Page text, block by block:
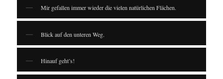
Mir gefallen immer wieder die vielen natürlichen Flächen.
Blick auf den unteren Weg.
Hinauf geht’s!